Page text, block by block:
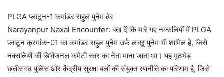
PLGA प्लाटून-1 कमांडर राहुल पुनेम ढेर
Narayanpur Naxal Encounter: बता दें कि मारे गए नक्सलियों में PLGA
प्लाटून क्रमांक-01 का कमांडर राहुल पुनेम उर्फ लच्छू पुनेम भी शामिल है, जिसे
नक्सलियों की डिविजनल कमेटी स्तर का नेता माना जाता था। यह मुठभेड़
छत्तीसगढ़ पुलिस और केंद्रीय सुरक्षा बलों की संयुक्त रणनीति का परिणाम है, जिसे